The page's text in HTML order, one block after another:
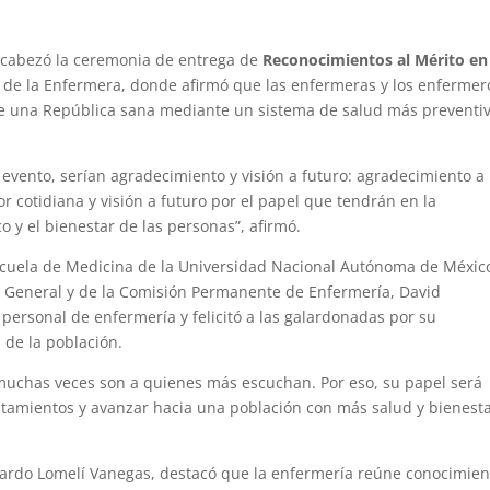
la ceremonia de entrega de Reconocimientos al Mérito en
la Enfermera, donde afirmó que las enfermeras y los
República sana mediante un sistema de salud más
serían agradecimiento y visión a futuro: agradecimiento a
cotidiana y visión a futuro por el papel que tendrán en la
y el bienestar de las personas”, afirmó.
de Medicina de la Universidad Nacional Autónoma de
y de la Comisión Permanente de Enfermería, David
de enfermería y felicitó a las galardonadas por su
la población.
veces son a quienes más escuchan. Por eso, su papel será
y avanzar hacia una población con más salud y
Lomelí Vanegas, destacó que la enfermería reúne